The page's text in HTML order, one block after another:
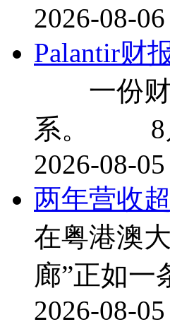
2026-08-
Palantir财
一份财
系。 8月
2026-08-
两年营收
在粤港澳
廊”正如一
2026-08-